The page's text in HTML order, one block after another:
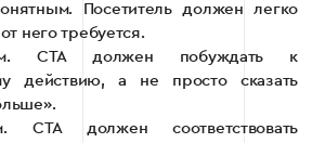
Посетитель должен легко
него требуется.
CTA должен побуждать к
действию, а не просто сказать
CTA должен соответствовать